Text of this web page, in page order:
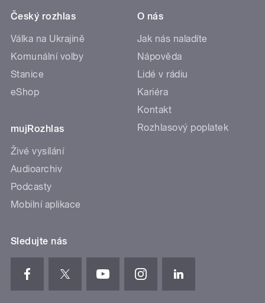
Český rozhlas
Válka na Ukrajině
Komunální volby
Stanice
eShop
mujRozhlas
Živé vysílání
Audioarchiv
Podcasty
Mobilní aplikace
O nás
Jak nás naladíte
Nápověda
Lidé v rádiu
Kariéra
Kontakt
Rozhlasový poplatek
Sledujte nás